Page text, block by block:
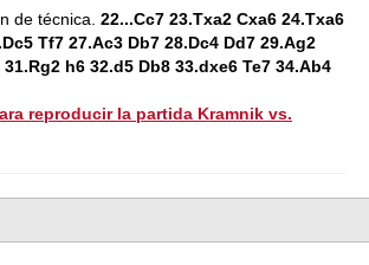
de técnica. 22...Cc7 23.Txa2 Cxa6 24.Txa6
Tf7 27.Ac3 Db7 28.Dc4 Dd7 29.Ag2
h6 32.d5 Db8 33.dxe6 Te7 34.Ab4
reproducir la partida Kramnik vs.